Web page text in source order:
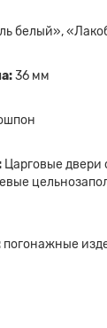
белый»,
36 мм
Царговые
погонажные